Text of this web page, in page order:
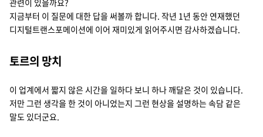
관련이 있을까요?
지금부터 이 질문에 대한 답을 써볼까 합니다. 작년 1년 동안 연재했던
디지털트랜스포메이션에 이어 재미있게 읽어주시면 감사하겠습니다.
토르의 망치
이 업계에서 짧지 않은 시간을 일하다 보니 하나 깨달은 것이 있습니다.
저만 그런 생각을 한 것이 아니었는지 그런 현상을 설명하는 속담 같은
말도 있더군요.